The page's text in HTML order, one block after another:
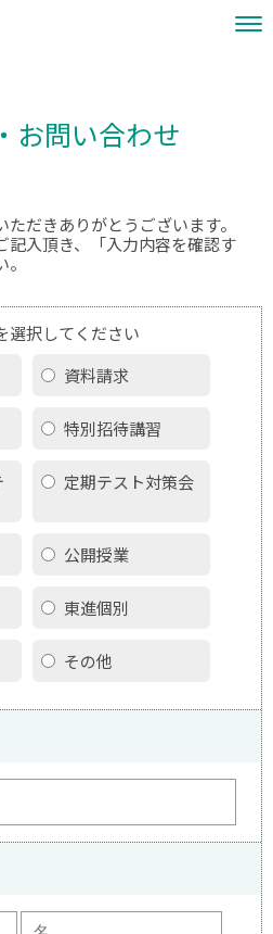
お問い合わせ
だきありがとうございます。
記入頂き、「入力内容を確認す
選択してください
資料請求
特別招待講習
定期テスト対策会
公開授業
東進個別
その他